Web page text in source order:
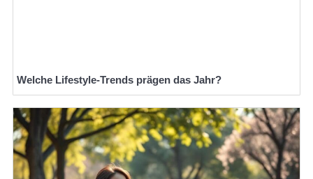
Welche Lifestyle-Trends prägen das Jahr?